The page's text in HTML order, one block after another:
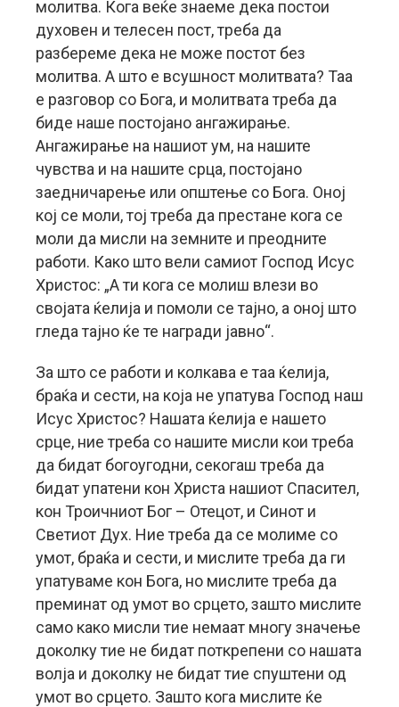
молитва. Кога веќе знаеме дека постои
духовен и телесен пост, треба да
разбереме дека не може постот без
молитва. А што е всушност молитвата? Таа
е разговор со Бога, и молитвата треба да
биде наше постојано ангажирање.
Ангажирање на нашиот ум, на нашите
чувства и на нашите срца, постојано
заедничарење или општење со Бога. Оној
кој се моли, тој треба да престане кога се
моли да мисли на земните и преодните
работи. Како што вели самиот Господ Исус
Христос: „А ти кога се молиш влези во
својата ќелија и помоли се тајно, а оној што
гледа тајно ќе те награди јавно“.
За што се работи и колкава е таа ќелија,
браќа и сести, на која не упатува Господ наш
Исус Христос? Нашата ќелија е нашето
срце, ние треба со нашите мисли кои треба
да бидат богоугодни, секогаш треба да
бидат упатени кон Христа нашиот Спасител,
кон Троичниот Бог – Отецот, и Синот и
Светиот Дух. Ние треба да се молиме со
умот, браќа и сести, и мислите треба да ги
упатуваме кон Бога, но мислите треба да
преминат од умот во срцето, зашто мислите
само како мисли тие немаат многу значење
доколку тие не бидат поткрепени со нашата
волја и доколку не бидат тие спуштени од
умот во срцето. Зашто кога мислите ќе